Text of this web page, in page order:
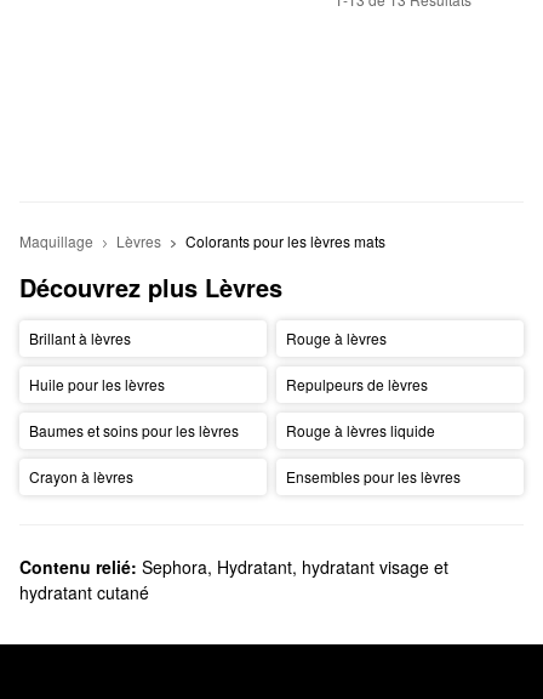
Maquillage Lèvres Colorants pour les lèvres mats
Découvrez plus Lèvres
Brillant à lèvres Rouge à lèvres
Huile pour les lèvres Repulpeurs de lèvres
Baumes et soins pour les lèvres Rouge à lèvres liquide
Crayon à lèvres Ensembles pour les lèvres
Contenu relié: Sephora, Hydratant, hydratant visage et
hydratant cutané